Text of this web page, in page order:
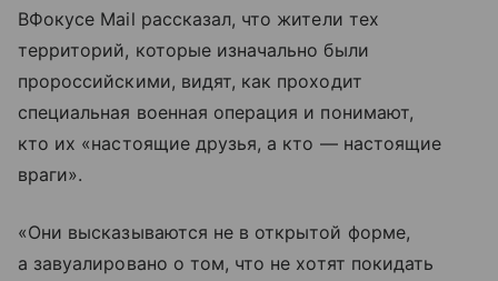
ВФокусе Mail рассказал, что жители тех
территорий, которые изначально были
пророссийскими, видят, как проходит
специальная военная операция и понимают,
кто их «настоящие друзья, а кто — настоящие
враги».
«Они высказываются не в открытой форме,
а завуалировано о том, что не хотят покидать